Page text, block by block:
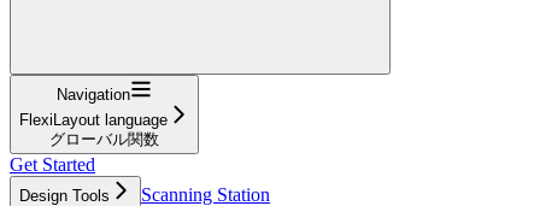
Navigation
FlexiLayout language
グローバル関数
Get Started
Design Tools
Scanning Station